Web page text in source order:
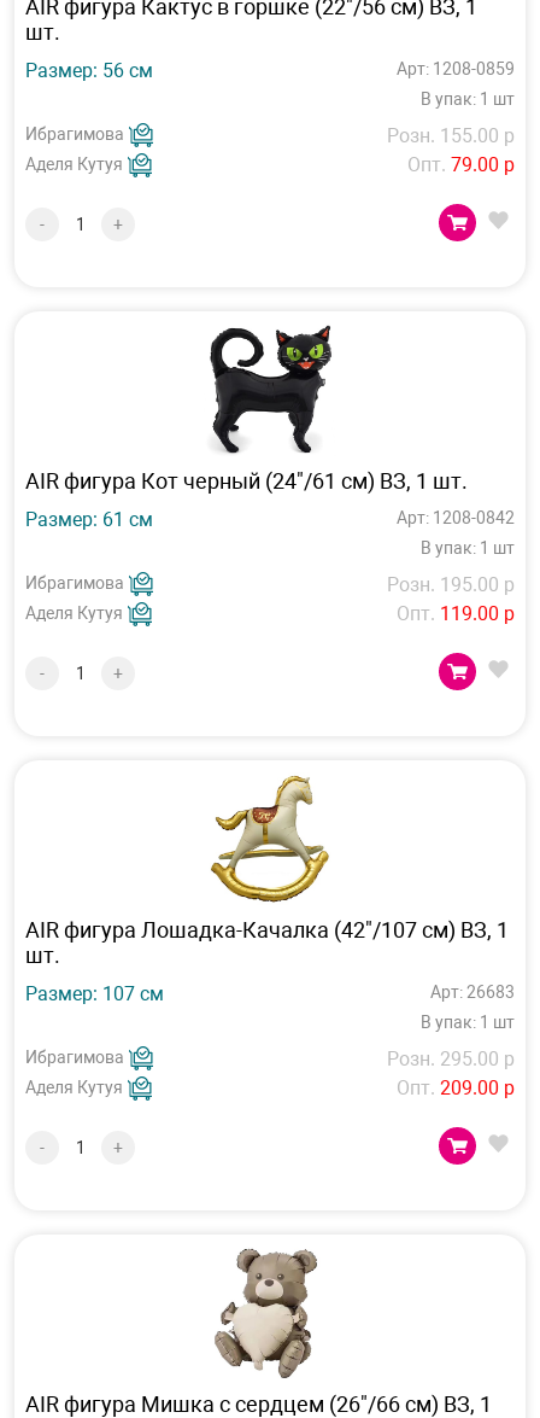
AIR фигура Кактус в горшке (22"/56 см) ВЗ, 1
шт.
Размер: 56 см
Арт: 1208-0859
В упак: 1 шт
Ибрагимова
Аделя Кутуя
Розн. 155.00 р
Опт. 79.00 р
- +
AIR фигура Кот черный (24"/61 см) ВЗ, 1 шт.
Размер: 61 см
Арт: 1208-0842
В упак: 1 шт
Ибрагимова
Аделя Кутуя
Розн. 195.00 р
Опт. 119.00 р
- +
AIR фигура Лошадка-Качалка (42"/107 см) ВЗ, 1
шт.
Размер: 107 см
Арт: 26683
В упак: 1 шт
Ибрагимова
Аделя Кутуя
Розн. 295.00 р
Опт. 209.00 р
- +
AIR фигура Мишка с сердцем (26"/66 см) ВЗ, 1